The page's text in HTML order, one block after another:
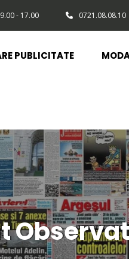
- 17.00 0721.08.08.10
PUBLICITATE